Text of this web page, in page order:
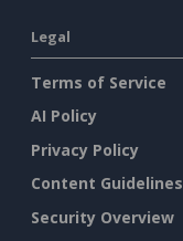
Legal
Terms of Service
AI Policy
Privacy Policy
Content Guidelines
Security Overview